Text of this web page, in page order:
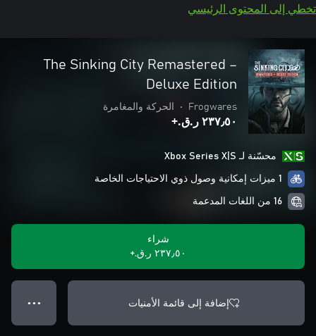
تخطي إلى المحتوى الرئيسي
The Sinking City Remastered –
Deluxe Edition
Frogwares
• الحركة والمغامرة
٢٣٧٫٥٠ ر.ق.‏+
محسّنة لـ Xbox Series X|S
1 ميزات إمكانية وصول ذوي الاحتياجات الخاصة
16 من اللغات المدعمة
شراء
٢٣٧٫٥٠ ر.ق.‏+
إضافة إلى قائمة الأمنيات ● ● ●